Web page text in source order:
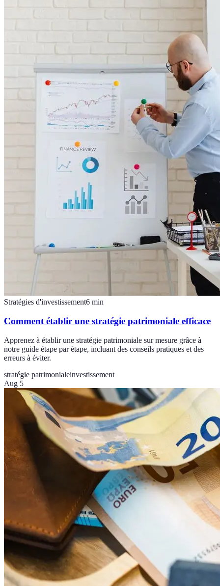
Stratégies d'investissement6 min
Comment établir une stratégie patrimoniale efficace
Apprenez à établir une stratégie patrimoniale sur mesure grâce à
notre guide étape par étape, incluant des conseils pratiques et des
erreurs à éviter.
stratégie patrimonialeinvestissement
Aug 5